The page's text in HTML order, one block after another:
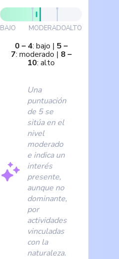
BAJO MODERADOALTO
0 – 4: bajo | 5 –
7: moderado | 8 –
10: alto
Una
puntuación
de 5 se
sitúa en el
nivel
moderado
e indica un
interés
presente,
aunque no
dominante,
por
actividades
vinculadas
con la
naturaleza.